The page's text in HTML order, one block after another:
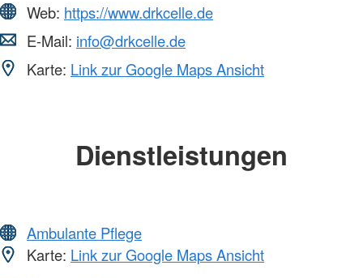
Web: https://www.drkcelle.de
E-Mail: info@drkcelle.de
Karte: Link zur Google Maps Ansicht
Dienstleistungen
Ambulante Pflege
Karte: Link zur Google Maps Ansicht